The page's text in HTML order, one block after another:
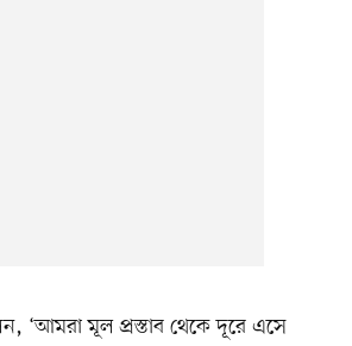
‘আমরা মূল প্রস্তাব থেকে দূরে এসে